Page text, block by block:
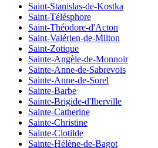
Saint-Stanislas-de-Kostka
Saint-Télésphore
Saint-Théodore-d'Acton
Saint-Valérien-de-Milton
Saint-Zotique
Sainte-Angèle-de-Monnoir
Sainte-Anne-de-Sabrevois
Sainte-Anne-de-Sorel
Sainte-Barbe
Sainte-Brigide-d'Iberville
Sainte-Catherine
Sainte-Christine
Sainte-Clotilde
Sainte-Hélène-de-Bagot